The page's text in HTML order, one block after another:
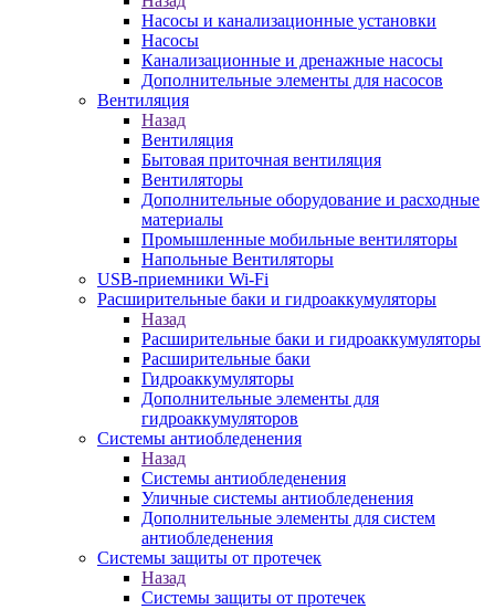
Насосы и канализационные установки
Насосы
Канализационные и дренажные насосы
Дополнительные элементы для насосов
Вентиляция
Назад
Вентиляция
Бытовая приточная вентиляция
Вентиляторы
Дополнительные оборудование и расходные
материалы
Промышленные мобильные вентиляторы
Напольные Вентиляторы
USB-приемники Wi-Fi
Расширительные баки и гидроаккумуляторы
Назад
Расширительные баки и гидроаккумуляторы
Расширительные баки
Гидроаккумуляторы
Дополнительные элементы для
гидроаккумуляторов
Системы антиобледенения
Назад
Системы антиобледенения
Уличные системы антиобледенения
Дополнительные элементы для систем
антиобледенения
Системы защиты от протечек
Назад
Системы защиты от протечек